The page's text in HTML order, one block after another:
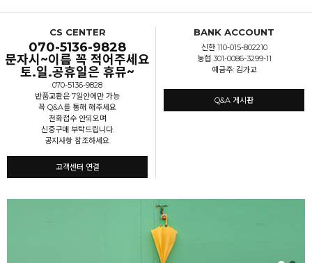
CS CENTER
070-5136-9828
문자시~이름 꼭 적어주세요
토.일.공휴일은 휴뮤~
070-5136-9828
반품교환은 7일안에만 가능
꼭 Q&A를 통해 해주세요
전화접수 안되오며
신중구매 부탁드립니다.
공지사항 참조하세요.
고객센터 연결
BANK ACCOUNT
신한 110-015-802210
농협 301-0086-3299-11
예금주: 김가교
Q&A 게시판